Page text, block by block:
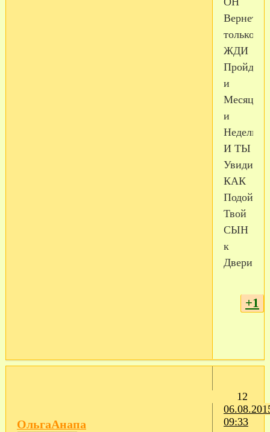
Вернется,
только
ЖДИ
Пройдут
и
Месяцы
и
Недели
И ТЫ
Увидишь
КАК
Подойдет
Твой
СЫН
к
Двери.
+1
12
09:33
ОльгаАнапа